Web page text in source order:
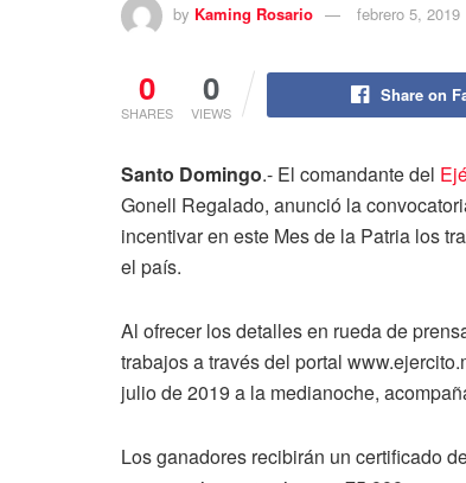
by Kaming Rosario febrero 5, 2019
0
SHARES
0
VIEWS
Share on
Santo Domingo.- El comandante del
Gonell Regalado, anunció la
incentivar en este Mes de la Patria los
el país.
Al ofrecer los detalles en rueda de
trabajos a través del portal
julio de 2019 a la medianoche,
Los ganadores recibirán un certificado